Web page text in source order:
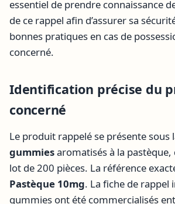
essentiel de prendre connaissance
de ce rappel afin d’assurer sa
bonnes pratiques en cas de
concerné.
Identification précise du
concerné
Le produit rappelé se présente sous
gummiesaromatisés à la
lot de 200 pièces. La référence
Pastèque 10mg. La fiche de rappel
gummies ont été commercialisés